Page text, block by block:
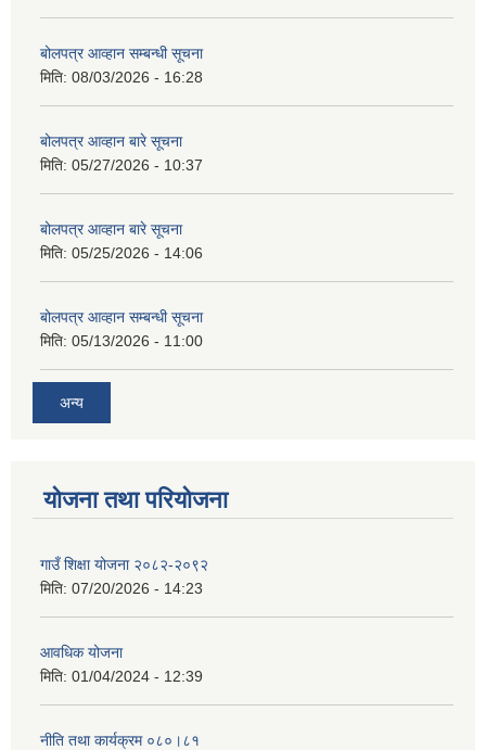
बोलपत्र आव्हान सम्बन्धी सूचना
मिति: 08/03/2026 - 16:28
बोलपत्र आव्हान बारे सूचना
मिति: 05/27/2026 - 10:37
बोलपत्र आव्हान बारे सूचना
मिति: 05/25/2026 - 14:06
बोलपत्र आव्हान सम्बन्धी सूचना
मिति: 05/13/2026 - 11:00
अन्य
योजना तथा परियोजना
गाउँ शिक्षा योजना २०८२-२०९२
मिति: 07/20/2026 - 14:23
आवधिक योजना
मिति: 01/04/2024 - 12:39
नीति तथा कार्यक्रम ०८०।८१